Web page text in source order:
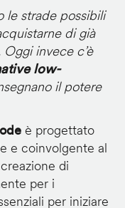
le strade possibili
di già
invece c’è
low-
il potere
è progettato
e coinvolgente al
di
per i
per iniziare